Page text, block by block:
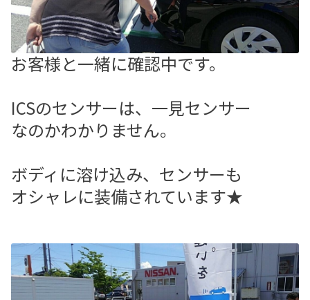
お客様と一緒に確認中です。
ICSのセンサーは、一見センサー
なのかわかりません。
ボディに溶け込み、センサーも
オシャレに装備されています★